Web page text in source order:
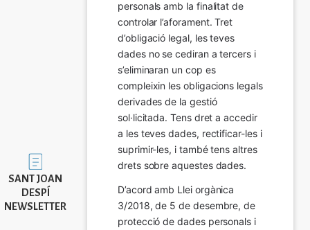
Imatge
SANT JOAN
DESPÍ
NEWSLETTER
personals amb la finalitat de
controlar l’aforament. Tret
d’obligació legal, les teves
dades no se cediran a tercers i
s’eliminaran un cop es
compleixin les obligacions legals
derivades de la gestió
sol·licitada. Tens dret a accedir
a les teves dades, rectificar-les i
suprimir-les, i també tens altres
drets sobre aquestes dades.
D’acord amb Llei orgànica
3/2018, de 5 de desembre, de
protecció de dades personals i